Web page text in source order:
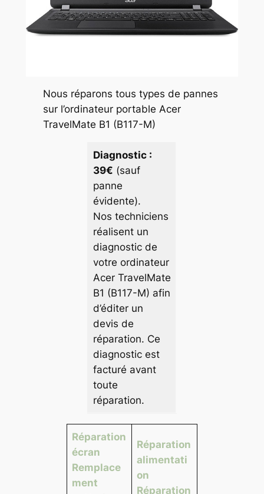
Nous réparons tous types de pannes
sur l’ordinateur portable Acer
TravelMate B1 (B117-M)
Diagnostic :
39€ (sauf
panne
évidente).
Nos techniciens
réalisent un
diagnostic de
votre ordinateur
Acer TravelMate
B1 (B117-M) afin
d’éditer un
devis de
réparation. Ce
diagnostic est
facturé avant
toute
réparation.
Réparation
écran
Remplace
ment
Réparation
alimentati
on
Réparation